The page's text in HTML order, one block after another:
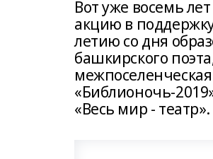
Вот уже восемь
акцию в
летию со дня
башкирского
«Библионочь-
«Весь мир - театр».